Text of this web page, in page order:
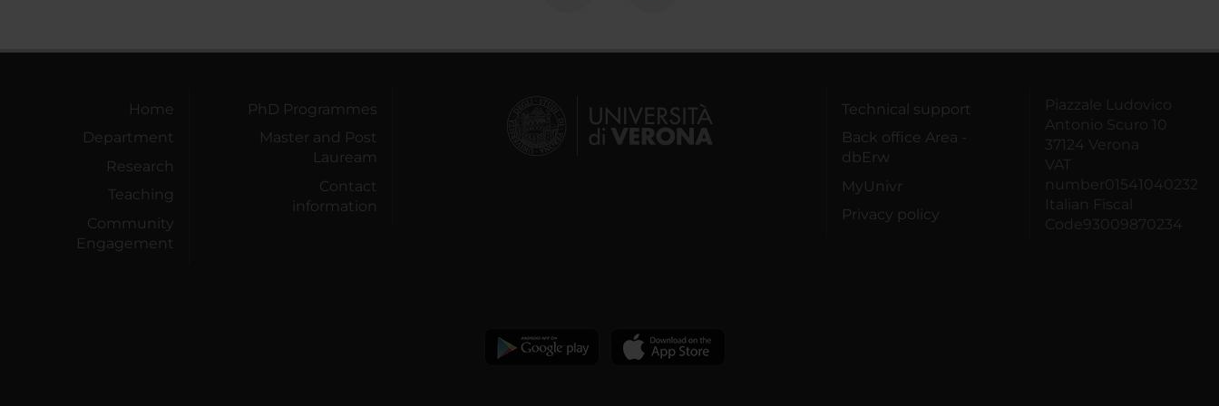
Home
Department
Research
Teaching
Community
Engagement
PhD Programmes
Master and Post
Lauream
Contact
information
Technical support
Back office Area -
dbErw
MyUnivr
Privacy policy
Piazzale Ludovico
Antonio Scuro 10
37124 Verona
VAT
number01541040232
Italian Fiscal
Code93009870234